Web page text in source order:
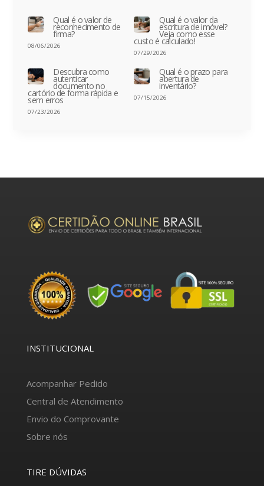
Qual é o valor de
reconhecimento de
firma?
08/06/2026
Qual é o valor da
escritura de imóvel?
Veja como esse
custo é calculado!
07/29/2026
Descubra como
autenticar
documento no
cartório de forma rápida e
sem erros
07/23/2026
Qual é o prazo para
abertura de
inventário?
07/15/2026
INSTITUCIONAL
Acompanhar Pedido
Central de Atendimento
Envio do Comprovante
Sobre nós
TIRE DÚVIDAS